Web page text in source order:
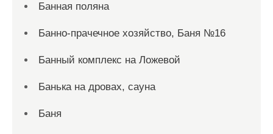
Банная поляна
Банно-прачечное хозяйство, Баня №16
Банный комплекс на Ложевой
Банька на дровах, сауна
Баня